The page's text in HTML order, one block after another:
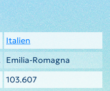
Italien
Emilia-Romagna
103.607